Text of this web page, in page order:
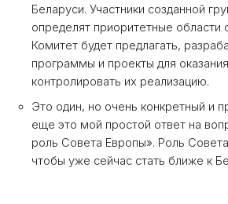
Беларуси. Участники созданной
определят приоритетные области
Комитет будет предлагать,
программы и проекты для
контролировать их реализацию.
Это один, но очень конкретный и
еще это мой простой ответ на
роль Совета Европы». Роль
чтобы уже сейчас стать ближе к